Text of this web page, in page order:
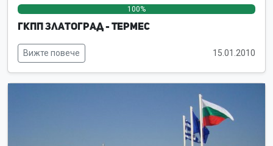
100%
ГКПП Златоград - Термес
Вижте повече 15.01.2010